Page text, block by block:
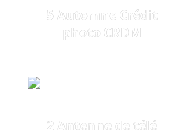
5 Automne Crédit
photo CRDM
2 Antenne de télé